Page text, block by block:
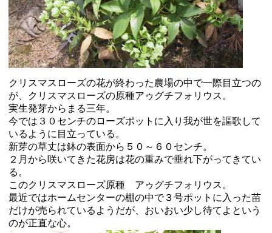
クリスマスローズの花が終わった農場の中で一際目立つの
が、クリスマスローズの原種アゥグチフォリウス。
実生発芽からまる三年。
今では３０センチのローズポットに入り我が世を謳歌して
いるように目立っている。
新芽の草丈は鉢の表面から５０～６０センチ。
２月から咲いてきた花房は花の重みで垂れ下がってきてい
る。
このクリスマスローズ原種 アゥグチフォリウス。
最近ではホームセンターの棚の中で３号ポットに入った苗
だけが売られているようだが、おいおい少し待てよという
のが正直な心。